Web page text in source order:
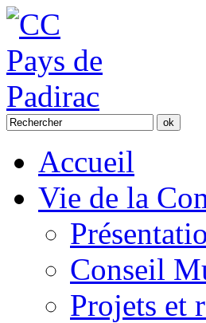
Accueil
Vie de la
Conseil
Projets et